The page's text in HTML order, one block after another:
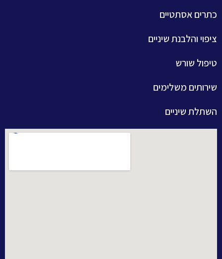
כתרים אסתטיים
ציפוי והלבנת שיניים
טיפול שורש
שירותים משלימים
השתלת שיניים